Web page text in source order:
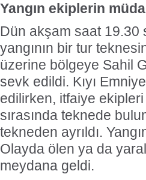
Yangın ekiplerin
Dün akşam saat 19.30
yangının bir tur
üzerine bölgeye Sahil
sevk edildi. Kıyı
edilirken, itfaiye ekipleri
sırasında teknede
tekneden ayrıldı.
Olayda ölen ya da
meydana geldi.